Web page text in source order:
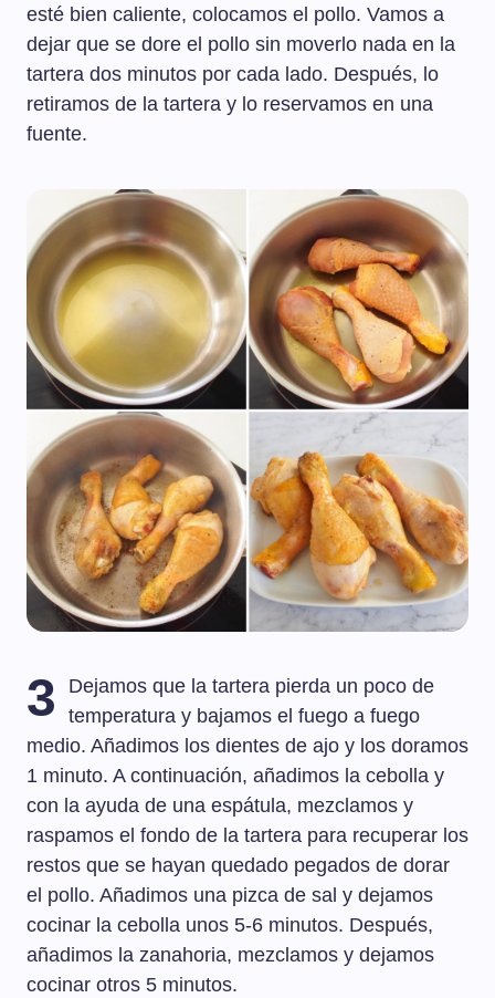
esté bien caliente, colocamos el pollo. Vamos a
dejar que se dore el pollo sin moverlo nada en la
tartera dos minutos por cada lado. Después, lo
retiramos de la tartera y lo reservamos en una
fuente.
3
Dejamos que la tartera pierda un poco de
temperatura y bajamos el fuego a fuego
medio. Añadimos los dientes de ajo y los doramos
1 minuto. A continuación, añadimos la cebolla y
con la ayuda de una espátula, mezclamos y
raspamos el fondo de la tartera para recuperar los
restos que se hayan quedado pegados de dorar
el pollo. Añadimos una pizca de sal y dejamos
cocinar la cebolla unos 5-6 minutos. Después,
añadimos la zanahoria, mezclamos y dejamos
cocinar otros 5 minutos.